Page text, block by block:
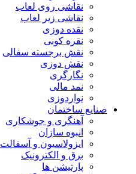
نقاشی روی لعاب
نقاشی زیر لعاب
نقده دوزی
نقره کوبی
نقش برجسته سفالی
نقش دوزی
نگارگری
نمد مالی
نواردوزی
صنایع ساختمان
آهنگری و جوشکاری
انبوه سازان
ایزولاسیون و آسفالت
برق و الکترونیک
پارتیشن ها